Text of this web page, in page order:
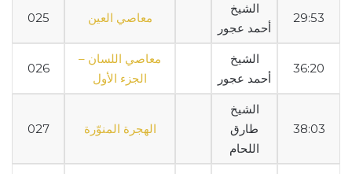
025 معاصي العين
الشيخ
أحمد عجور
29:53
026
معاصي اللسان –
الجزء الأول
الشيخ
أحمد عجور
36:20
027 الهجرة المنوّرة
الشيخ
طارق
اللحام
38:03